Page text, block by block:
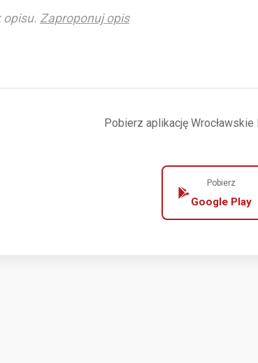
opisu. Zaproponuj opis
Pobierz aplikację
Pobierz
Google Play